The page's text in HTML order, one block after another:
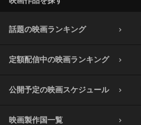
話題の映画ランキング
定額配信中の映画ランキング
公開予定の映画スケジュール
映画製作国一覧